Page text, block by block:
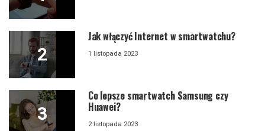
Jak włączyć Internet w smartwatchu?
1 listopada 2023
Co lepsze smartwatch Samsung czy
Huawei?
2 listopada 2023